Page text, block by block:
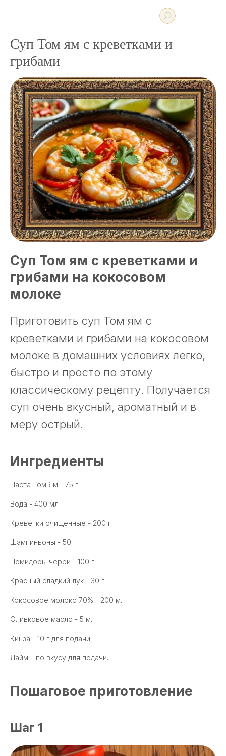
Суп Том ям с креветками и
грибами
Суп Том ям с креветками и
грибами на кокосовом
молоке
Приготовить суп Том ям с
креветками и грибами на кокосовом
молоке в домашних условиях легко,
быстро и просто по этому
классическому рецепту. Получается
суп очень вкусный, ароматный и в
меру острый.
Ингредиенты
Паста Том Ям - 75 г
Вода - 400 мл
Креветки очищенные - 200 г
Шампиньоны - 50 г
Помидоры черри - 100 г
Красный сладкий лук - 30 г
Кокосовое молоко 70% - 200 мл
Оливковое масло - 5 мл
Кинза - 10 г для подачи
Лайм – по вкусу для подачи.
Пошаговое приготовление
Шаг 1